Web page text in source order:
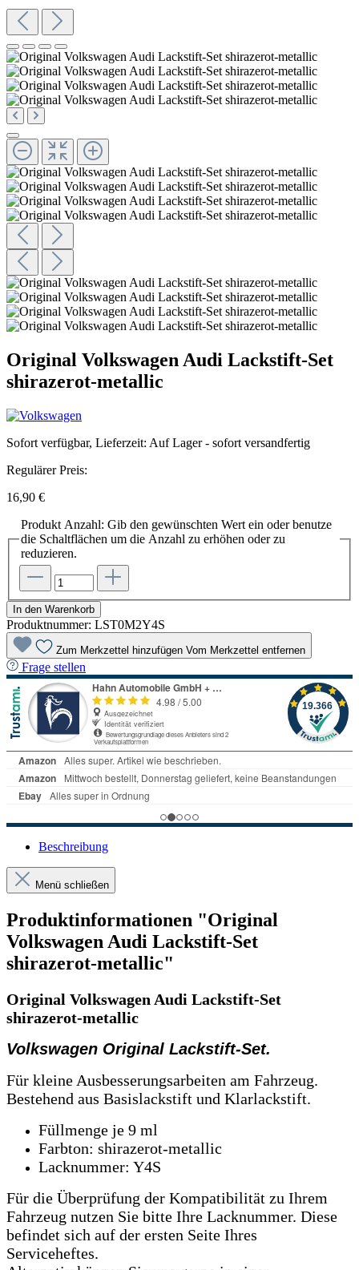
Original Volkswagen Audi Lackstift-Set
shirazerot-metallic
Sofort verfügbar, Lieferzeit: Auf Lager - sofort versandfertig
Regulärer Preis:
16,90 €
Produkt Anzahl: Gib den gewünschten Wert ein oder benutze
die Schaltflächen um die Anzahl zu erhöhen oder zu
reduzieren.
In den Warenkorb
Produktnummer: LST0M2Y4S
Zum Merkzettel hinzufügen Vom Merkzettel entfernen
Frage stellen
Beschreibung
Menü schließen
Produktinformationen "Original
Volkswagen Audi Lackstift-Set
shirazerot-metallic"
Original Volkswagen Audi Lackstift-Set
shirazerot-metallic
Volkswagen Original Lackstift-Set.
Für kleine Ausbesserungsarbeiten am Fahrzeug.
Bestehend aus Basislackstift und Klarlackstift.
Füllmenge je 9 ml
Farbton: shirazerot-metallic
Lacknummer: Y4S
Für die Überprüfung der Kompatibilität zu Ihrem
Fahrzeug nutzen Sie bitte Ihre Lacknummer. Diese
befindet sich auf der ersten Seite Ihres
Serviceheftes.